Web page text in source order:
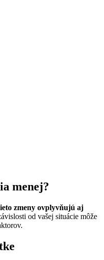
menej?
zmeny ovplyvňujú aj
od vašej situácie môže